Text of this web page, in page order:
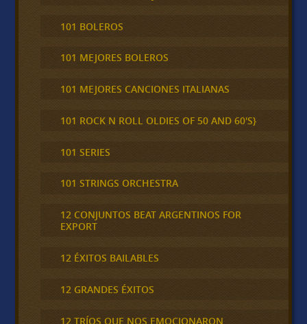
101 BOLEROS
101 MEJORES BOLEROS
101 MEJORES CANCIONES ITALIANAS
101 ROCK N ROLL OLDIES OF 50 AND 60'S}
101 SERIES
101 STRINGS ORCHESTRA
12 CONJUNTOS BEAT ARGENTINOS FOR
EXPORT
12 ÉXITOS BAILABLES
12 GRANDES ÉXITOS
12 TRÍOS QUE NOS EMOCIONARON